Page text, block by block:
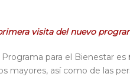
visita del nuevo
para el Bienestar es
mayores, así como de las